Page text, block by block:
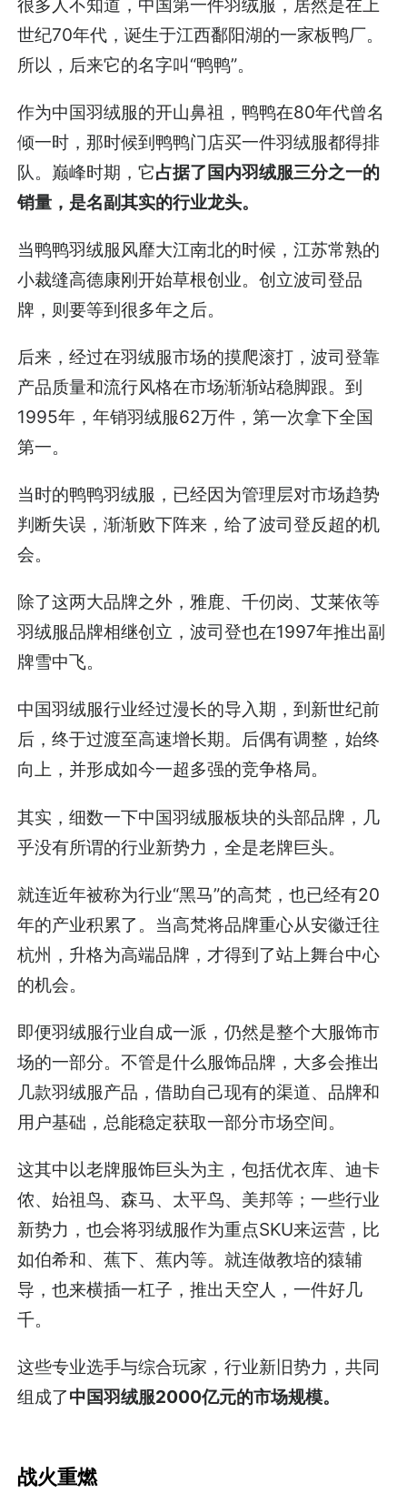
很多人不知道，中国第一件羽绒服，居然是在上
世纪70年代，诞生于江西鄱阳湖的一家板鸭厂。
所以，后来它的名字叫“鸭鸭”。
作为中国羽绒服的开山鼻祖，鸭鸭在80年代曾名
倾一时，那时候到鸭鸭门店买一件羽绒服都得排
队。巅峰时期，它占据了国内羽绒服三分之一的
销量，是名副其实的行业龙头。
当鸭鸭羽绒服风靡大江南北的时候，江苏常熟的
小裁缝高德康刚开始草根创业。创立波司登品
牌，则要等到很多年之后。
后来，经过在羽绒服市场的摸爬滚打，波司登靠
产品质量和流行风格在市场渐渐站稳脚跟。到
1995年，年销羽绒服62万件，第一次拿下全国
第一。
当时的鸭鸭羽绒服，已经因为管理层对市场趋势
判断失误，渐渐败下阵来，给了波司登反超的机
会。
除了这两大品牌之外，雅鹿、千仞岗、艾莱依等
羽绒服品牌相继创立，波司登也在1997年推出副
牌雪中飞。
中国羽绒服行业经过漫长的导入期，到新世纪前
后，终于过渡至高速增长期。后偶有调整，始终
向上，并形成如今一超多强的竞争格局。
其实，细数一下中国羽绒服板块的头部品牌，几
乎没有所谓的行业新势力，全是老牌巨头。
就连近年被称为行业“黑马”的高梵，也已经有20
年的产业积累了。当高梵将品牌重心从安徽迁往
杭州，升格为高端品牌，才得到了站上舞台中心
的机会。
即便羽绒服行业自成一派，仍然是整个大服饰市
场的一部分。不管是什么服饰品牌，大多会推出
几款羽绒服产品，借助自己现有的渠道、品牌和
用户基础，总能稳定获取一部分市场空间。
这其中以老牌服饰巨头为主，包括优衣库、迪卡
侬、始祖鸟、森马、太平鸟、美邦等；一些行业
新势力，也会将羽绒服作为重点SKU来运营，比
如伯希和、蕉下、蕉内等。就连做教培的猿辅
导，也来横插一杠子，推出天空人，一件好几
千。
这些专业选手与综合玩家，行业新旧势力，共同
组成了中国羽绒服2000亿元的市场规模。
战火重燃